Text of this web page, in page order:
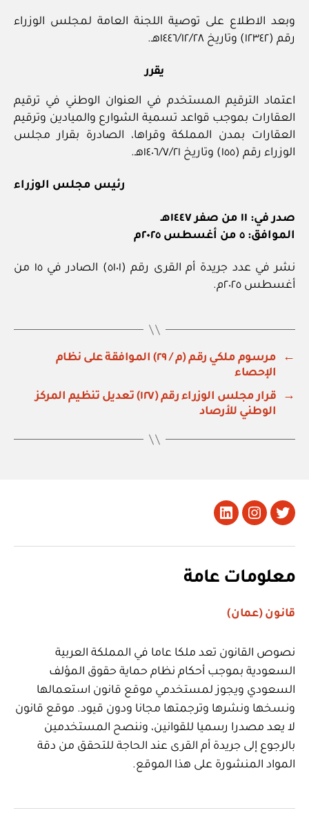
وبعد الاطلاع على توصية اللجنة العامة لمجلس الوزراء
رقم (١٢٣٤٢) وتاريخ ١٤٤٦/١٢/٢٨هـ.
يقرر
اعتماد الترقيم المستخدم في العنوان الوطني في ترقيم
العقارات بموجب قواعد تسمية الشوارع والميادين وترقيم
العقارات بمدن المملكة وقراها، الصادرة بقرار مجلس
الوزراء رقم (١٥٥) وتاريخ ١٤٠٦/٧/٢١هـ.
رئيس مجلس الوزراء
صدر في: ١١ من صفر ١٤٤٧هـ
الموافق: ٥ من أغسطس ٢٠٢٥م
نشر في عدد جريدة أم القرى رقم (٥١٠١) الصادر في ١٥ من
أغسطس ٢٠٢٥م.
←
مرسوم ملكي رقم (م / ٢٩) الموافقة على نظام
الإحصاء
→
قرار مجلس الوزراء رقم (١٢٧) تعديل تنظيم المركز
الوطني للأرصاد
تويتر Instagram
LinkedIn
معلومات عامة
قانون (عمان)
نصوص القانون تعد ملكا عاما في المملكة العربية
السعودية بموجب أحكام نظام حماية حقوق المؤلف
السعودي ويجوز لمستخدمي موقع قانون استعمالها
ونسخها ونشرها وترجمتها مجانا ودون قيود. موقع قانون
لا يعد مصدرا رسميا للقوانين، وننصح المستخدمين
بالرجوع إلى جريدة أم القرى عند الحاجة للتحقق من دقة
المواد المنشورة على هذا الموقع.